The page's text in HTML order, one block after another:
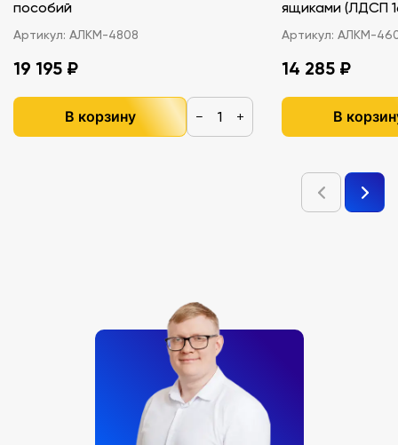
пособий
Артикул: АЛКМ-4808
19 195 ₽
В корзину − +
ящиками
Артикул: АЛКМ-
14 285 ₽
В